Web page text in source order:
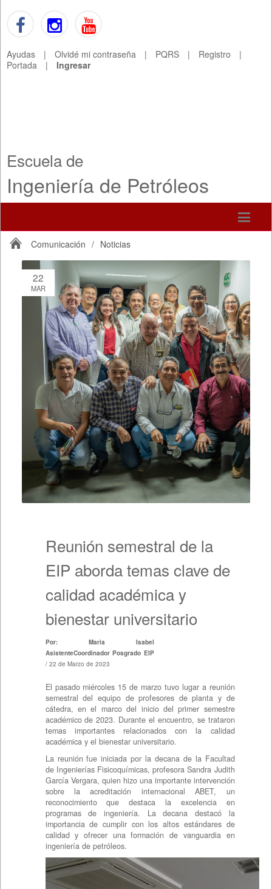
Ayudas | Olvidé mi contraseña | PQRS | Registro
|
Portada
| Ingresar
Escuela de
Ingeniería de Petróleos
Comunicación / Noticias